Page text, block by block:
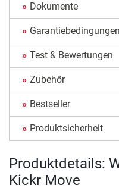
Dokumente
Garantiebedingungen
Test & Bewertungen
Zubehör
Bestseller
Produktsicherheit
Produktdetails:
Kickr Move